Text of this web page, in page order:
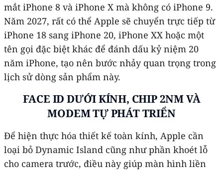
mắt iPhone 8 và iPhone X mà không có iPhone 9.
Năm 2027, rất có thể Apple sẽ chuyển trực tiếp từ
‌iPhone‌ 18 sang ‌iPhone‌ 20, ‌iPhone‌ XX hoặc một
tên gọi đặc biệt khác để đánh dấu kỷ niệm 20
năm iPhone, tạo nên bước nhảy quan trọng trong
lịch sử dòng sản phẩm này.
FACE ID DƯỚI KÍNH, CHIP 2NM VÀ
MODEM TỰ PHÁT TRIỂN
Để hiện thực hóa thiết kế toàn kính, Apple cần
loại bỏ Dynamic Island cũng như phần khoét lỗ
cho camera trước, điều này giúp màn hình liền